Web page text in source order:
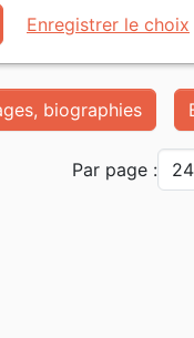
biographies
Par page :
Enregistrer le choix